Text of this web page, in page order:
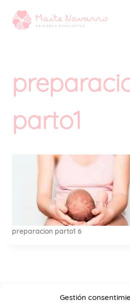
Gestión
parto1
preparacion parto1 6